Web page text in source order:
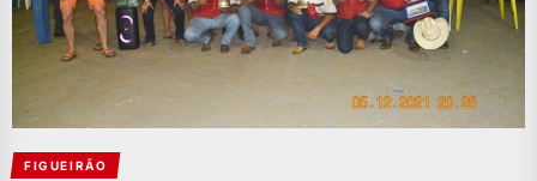
FIGUEIRÃO